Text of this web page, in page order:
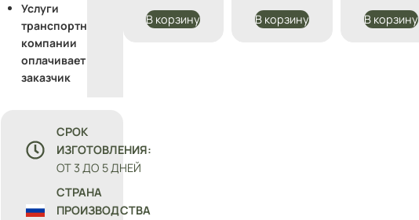
Услуги
транспортной
компании
оплачивает
заказчик
СРОК
ИЗГОТОВЛЕНИЯ:
ОТ 3 ДО 5 ДНЕЙ
СТРАНА
ПРОИЗВОДСТВА
В корзину В корзину В корзину